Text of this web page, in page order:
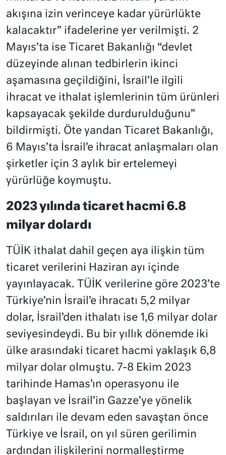
akışına izin verinceye kadar yürürlükte
kalacaktır” ifadelerine yer verilmişti. 2
Mayıs’ta ise Ticaret Bakanlığı “devlet
düzeyinde alınan tedbirlerin ikinci
aşamasına geçildiğini, İsrail’le ilgili
ihracat ve ithalat işlemlerinin tüm ürünleri
kapsayacak şekilde durdurulduğunu”
bildirmişti. Öte yandan Ticaret Bakanlığı,
6 Mayıs’ta İsrail’e ihracat anlaşmaları olan
şirketler için 3 aylık bir ertelemeyi
yürürlüğe koymuştu.
2023 yılında ticaret hacmi 6.8
milyar dolardı
TÜİK ithalat dahil geçen aya ilişkin tüm
ticaret verilerini Haziran ayı içinde
yayınlayacak. TÜİK verilerine göre 2023’te
Türkiye’nin İsrail’e ihracatı 5,2 milyar
dolar, İsrail’den ithalatı ise 1,6 milyar dolar
seviyesindeydi. Bu bir yıllık dönemde iki
ülke arasındaki ticaret hacmi yaklaşık 6,8
milyar dolar olmuştu. 7-8 Ekim 2023
tarihinde Hamas’ın operasyonu ile
başlayan ve İsrail’in Gazze’ye yönelik
saldırıları ile devam eden savaştan önce
Türkiye ve İsrail, on yıl süren gerilimin
ardından ilişkilerini normalleştirme